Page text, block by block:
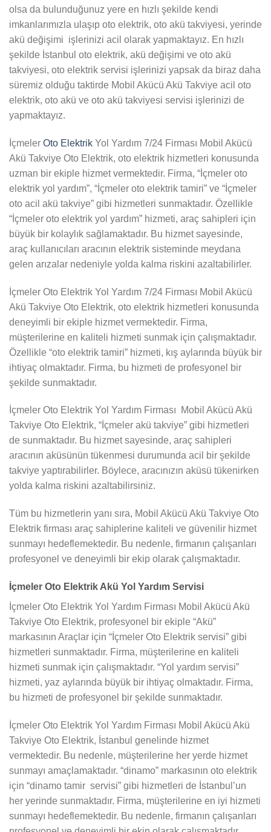
olsa da bulunduğunuz yere en hızlı şekilde kendi
imkanlarımızla ulaşıp oto elektrik, oto akü takviyesi, yerinde
akü değişimi işlerinizi acil olarak yapmaktayız. En hızlı
şekilde İstanbul oto elektrik, akü değişimi ve oto akü
takviyesi, oto elektrik servisi işlerinizi yapsak da biraz daha
süremiz olduğu taktirde Mobil Akücü Akü Takviye acil oto
elektrik, oto akü ve oto akü takviyesi servisi işlerinizi de
yapmaktayız.
İçmeler Oto Elektrik Yol Yardım 7/24 Firması Mobil Akücü
Akü Takviye Oto Elektrik, oto elektrik hizmetleri konusunda
uzman bir ekiple hizmet vermektedir. Firma, “İçmeler oto
elektrik yol yardım”, “İçmeler oto elektrik tamiri” ve “İçmeler
oto acil akü takviye” gibi hizmetleri sunmaktadır. Özellikle
“İçmeler oto elektrik yol yardım” hizmeti, araç sahipleri için
büyük bir kolaylık sağlamaktadır. Bu hizmet sayesinde,
araç kullanıcıları aracının elektrik sisteminde meydana
gelen arızalar nedeniyle yolda kalma riskini azaltabilirler.
İçmeler Oto Elektrik Yol Yardım 7/24 Firması Mobil Akücü
Akü Takviye Oto Elektrik, oto elektrik hizmetleri konusunda
deneyimli bir ekiple hizmet vermektedir. Firma,
müşterilerine en kaliteli hizmeti sunmak için çalışmaktadır.
Özellikle “oto elektrik tamiri” hizmeti, kış aylarında büyük bir
ihtiyaç olmaktadır. Firma, bu hizmeti de profesyonel bir
şekilde sunmaktadır.
İçmeler Oto Elektrik Yol Yardım Firması Mobil Akücü Akü
Takviye Oto Elektrik, “İçmeler akü takviye” gibi hizmetleri
de sunmaktadır. Bu hizmet sayesinde, araç sahipleri
aracının aküsünün tükenmesi durumunda acil bir şekilde
takviye yaptırabilirler. Böylece, aracınızın aküsü tükenirken
yolda kalma riskini azaltabilirsiniz.
Tüm bu hizmetlerin yanı sıra, Mobil Akücü Akü Takviye Oto
Elektrik firması araç sahiplerine kaliteli ve güvenilir hizmet
sunmayı hedeflemektedir. Bu nedenle, firmanın çalışanları
profesyonel ve deneyimli bir ekip olarak çalışmaktadır.
İçmeler Oto Elektrik Akü Yol Yardım Servisi
İçmeler Oto Elektrik Yol Yardım Firması Mobil Akücü Akü
Takviye Oto Elektrik, profesyonel bir ekiple “Akü”
markasının Araçlar için “İçmeler Oto Elektrik servisi” gibi
hizmetleri sunmaktadır. Firma, müşterilerine en kaliteli
hizmeti sunmak için çalışmaktadır. “Yol yardım servisi”
hizmeti, yaz aylarında büyük bir ihtiyaç olmaktadır. Firma,
bu hizmeti de profesyonel bir şekilde sunmaktadır.
İçmeler Oto Elektrik Yol Yardım Firması Mobil Akücü Akü
Takviye Oto Elektrik, İstanbul genelinde hizmet
vermektedir. Bu nedenle, müşterilerine her yerde hizmet
sunmayı amaçlamaktadır. “dinamo” markasının oto elektrik
için “dinamo tamir servisi” gibi hizmetleri de İstanbul’un
her yerinde sunmaktadır. Firma, müşterilerine en iyi hizmeti
sunmayı hedeflemektedir. Bu nedenle, firmanın çalışanları